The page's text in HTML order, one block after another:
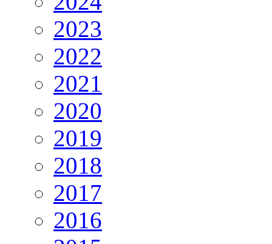
2023
2022
2021
2020
2019
2018
2017
2016